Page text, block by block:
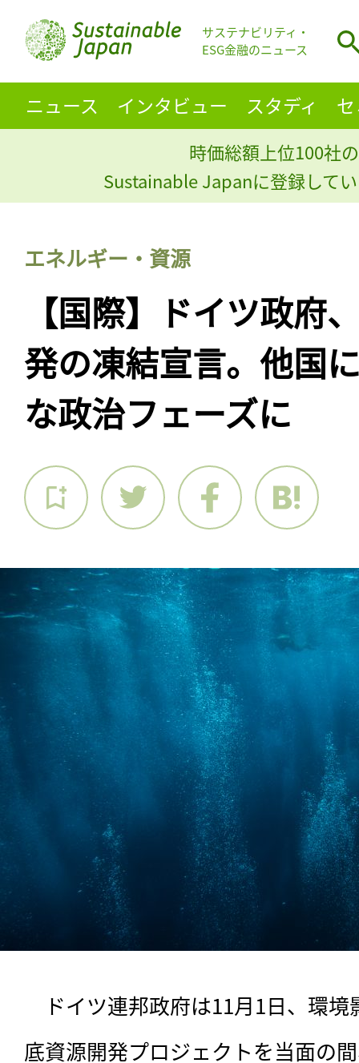
サステナビリティ・
ESG金融のニュース
ニュース インタビュー スタディ
時価総額上位100社
Sustainable Japanに登録して
エネルギー・資源
【国際】ドイツ政府
発の凍結宣言。他国
な政治フェーズに
ドイツ連邦政府は11月1日、環境
底資源開発プロジェクトを当面の